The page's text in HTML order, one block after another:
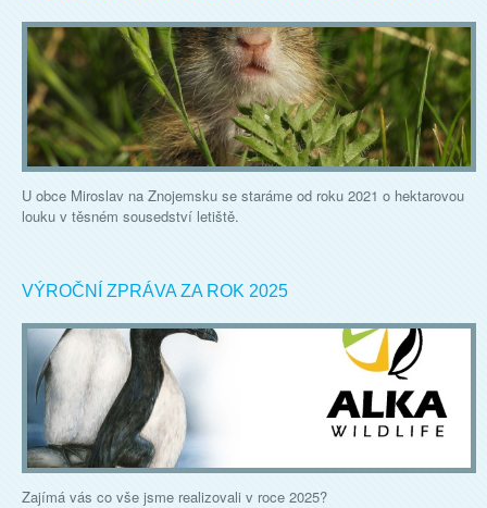
U obce Miroslav na Znojemsku se staráme od roku 2021 o hektarovou
louku v těsném sousedství letiště.
VÝROČNÍ ZPRÁVA ZA ROK 2025
Zajímá vás co vše jsme realizovali v roce 2025?